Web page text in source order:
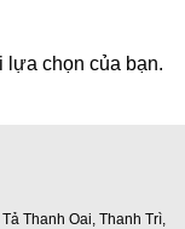
lựa chọn của bạn.
Thanh Oai, Thanh Trì,